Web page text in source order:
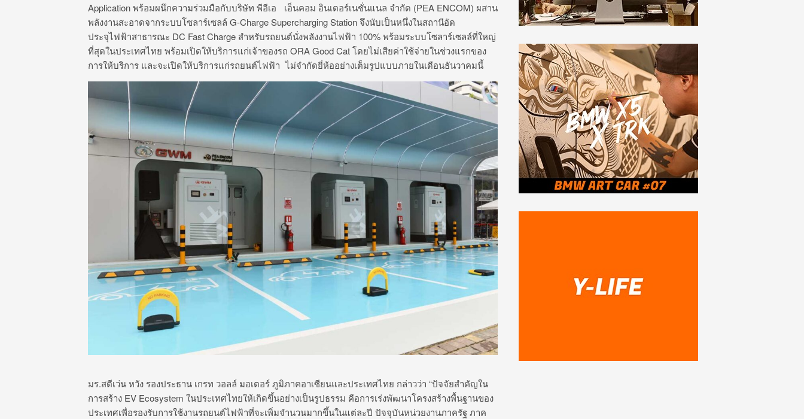
Application พร้อมผนึกความร่วมมือกับบริษัท พีอีเอ เอ็นคอม อินเตอร์เนชั่นแนล จำกัด (PEA ENCOM) ผสาน
พลังงานสะอาดจากระบบโซลาร์เซลล์ G-Charge Supercharging Station จึงนับเป็นหนึ่งในสถานีอัด
ประจุไฟฟ้าสาธารณะ DC Fast Charge สำหรับรถยนต์นั่งพลังงานไฟฟ้า 100% พร้อมระบบโซลาร์เซลล์ที่ใหญ่
ที่สุดในประเทศไทย พร้อมเปิดให้บริการแก่เจ้าของรถ ORA Good Cat โดยไม่เสียค่าใช้จ่ายในช่วงแรกของ
การให้บริการ และจะเปิดให้บริการแก่รถยนต์ไฟฟ้า ไม่จำกัดยี่ห้ออย่างเต็มรูปแบบภายในเดือนธันวาคมนี้
มร.สตีเว่น หวัง รองประธาน เกรท วอลล์ มอเตอร์ ภูมิภาคอาเซียนและประเทศไทย กล่าวว่า “ปัจจัยสำคัญใน
การสร้าง EV Ecosystem ในประเทศไทยให้เกิดขึ้นอย่างเป็นรูปธรรม คือการเร่งพัฒนาโครงสร้างพื้นฐานของ
ประเทศเพื่อรองรับการใช้งานรถยนต์ไฟฟ้าที่จะเพิ่มจำนวนมากขึ้นในแต่ละปี ปัจจุบันหน่วยงานภาครัฐ ภาค